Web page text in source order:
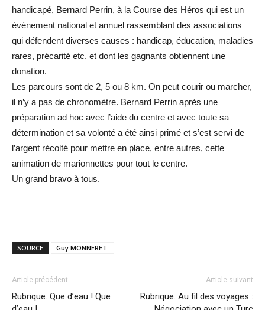
handicapé, Bernard Perrin, à la Course des Héros qui est un
événement national et annuel rassemblant des associations
qui défendent diverses causes : handicap, éducation, maladies
rares, précarité etc. et dont les gagnants obtiennent une
donation.
Les parcours sont de 2, 5 ou 8 km. On peut courir ou marcher,
il n’y a pas de chronomètre. Bernard Perrin après une
préparation ad hoc avec l’aide du centre et avec toute sa
détermination et sa volonté a été ainsi primé et s’est servi de
l’argent récolté pour mettre en place, entre autres, cette
animation de marionnettes pour tout le centre.
Un grand bravo à tous.
SOURCE Guy MONNERET.
Article précédent
Rubrique. Que d’eau ! Que
Article suivant
Rubrique. Au fil des voyages :